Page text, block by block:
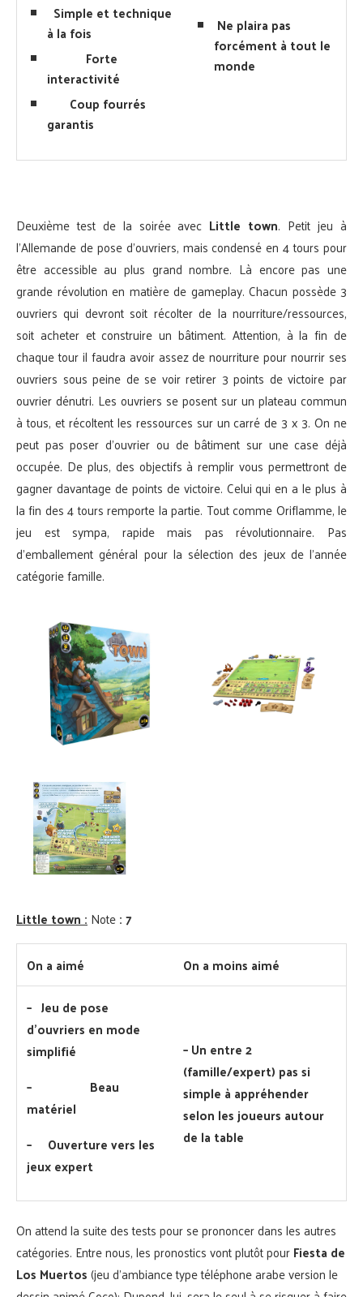
Simple et technique
à la fois
Forte
interactivité
Coup fourrés
garantis
Ne plaira pas
forcément à tout le
monde
Deuxième test de la soirée avec Little town. Petit jeu à
l’Allemande de pose d’ouvriers, mais condensé en 4 tours pour
être accessible au plus grand nombre. Là encore pas une
grande révolution en matière de gameplay. Chacun possède 3
ouvriers qui devront soit récolter de la nourriture/ressources,
soit acheter et construire un bâtiment. Attention, à la fin de
chaque tour il faudra avoir assez de nourriture pour nourrir ses
ouvriers sous peine de se voir retirer 3 points de victoire par
ouvrier dénutri. Les ouvriers se posent sur un plateau commun
à tous, et récoltent les ressources sur un carré de 3 x 3. On ne
peut pas poser d’ouvrier ou de bâtiment sur une case déjà
occupée. De plus, des objectifs à remplir vous permettront de
gagner davantage de points de victoire. Celui qui en a le plus à
la fin des 4 tours remporte la partie. Tout comme Oriflamme, le
jeu est sympa, rapide mais pas révolutionnaire. Pas
d’emballement général pour la sélection des jeux de l’année
catégorie famille.
Little town : Note: 7
On a aimé
On a moins aimé
– Jeu de pose
d’ouvriers en mode
simplifié
– Beau
matériel
– Ouverture vers les
jeux expert
–Un entre 2
(famille/expert) pas si
simple à appréhender
selon les joueurs autour
de la table
On attend la suite des tests pour se prononcer dans les autres
catégories. Entre nous, les pronostics vont plutôt pourFiesta de
Los Muertos(jeu d’ambiance type téléphone arabe version le